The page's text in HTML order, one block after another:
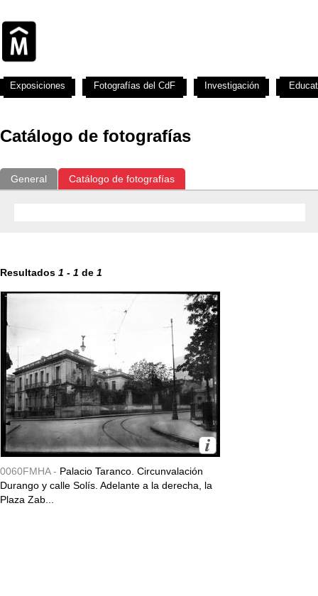
Catálogo de fotografías
General Catálogo de fotografías
Resultados 1 - 1 de 1
0060FMHA - Palacio Taranco. Circunvalación
Durango y calle Solís. Adelante a la derecha, la
Plaza Zab...
Exposiciones Fotografías del CdF Investigación